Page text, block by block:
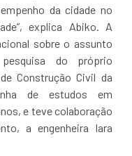
da cidade no
explica Abiko. A
sobre o assunto
do próprio
Construção Civil da
de estudos em
e teve colaboração
a engenheira Iara